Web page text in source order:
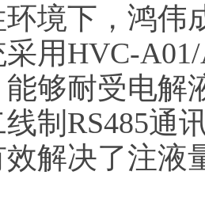
境下，鸿伟
用HVC-
够耐受电解
制RS485通
解决了注液